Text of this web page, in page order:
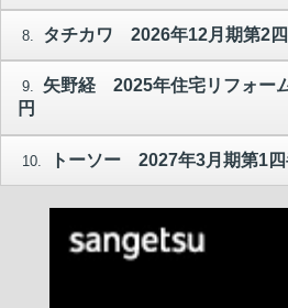
8. タチカワ 2026年12月期第2
9.
矢野経 2025年住宅リフォー
円
10. トーソー 2027年3月期第1